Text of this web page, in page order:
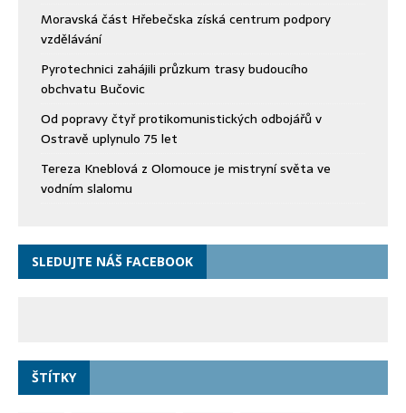
Moravská část Hřebečska získá centrum podpory
vzdělávání
Pyrotechnici zahájili průzkum trasy budoucího
obchvatu Bučovic
Od popravy čtyř protikomunistických odbojářů v
Ostravě uplynulo 75 let
Tereza Kneblová z Olomouce je mistryní světa ve
vodním slalomu
SLEDUJTE NÁŠ FACEBOOK
ŠTÍTKY